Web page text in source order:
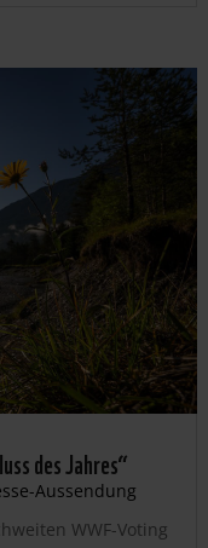
des Jahres“
Aussendung
WWF-Voting